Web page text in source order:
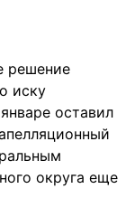
решение
иску
оставил
округа еще